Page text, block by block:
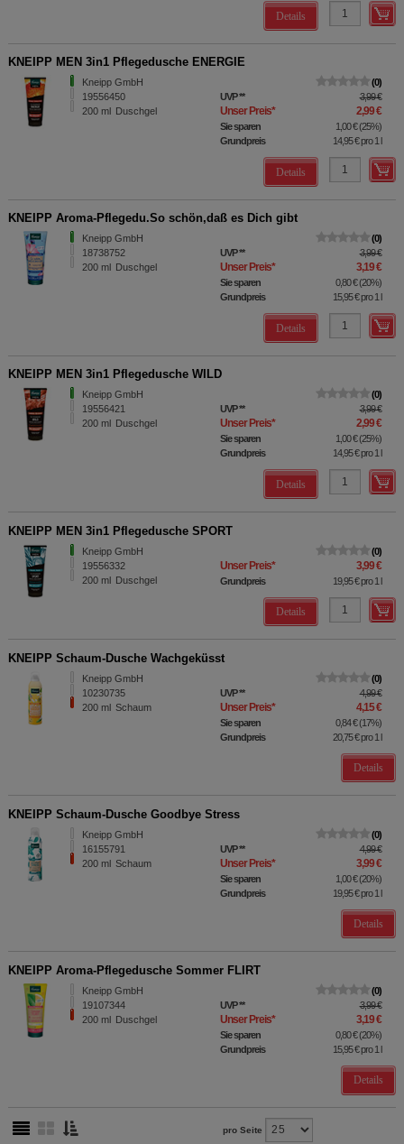
Details
KNEIPP MEN 3in1 Pflegedusche ENERGIE
Kneipp GmbH
19556450
200 ml Duschgel
0
UVP** 3,99 €
Unser Preis* 2,99 €
Sie sparen 1,00 €(25%)
Grundpreis
14,95 €pro 1 l
Details
KNEIPP Aroma-Pflegedu.So schön,daß es Dich gibt
Kneipp GmbH
18738752
200 ml Duschgel
0
UVP** 3,99 €
Unser Preis* 3,19 €
Sie sparen 0,80 €(20%)
Grundpreis
15,95 €pro 1 l
Details
KNEIPP MEN 3in1 Pflegedusche WILD
Kneipp GmbH
19556421
200 ml Duschgel
0
UVP** 3,99 €
Unser Preis* 2,99 €
Sie sparen 1,00 €(25%)
Grundpreis
14,95 €pro 1 l
Details
KNEIPP MEN 3in1 Pflegedusche SPORT
Kneipp GmbH
19556332
200 ml Duschgel
0
Unser Preis* 3,99 €
Grundpreis 19,95 €pro 1 l
Details
KNEIPP Schaum-Dusche Wachgeküsst
Kneipp GmbH
10230735
200 ml Schaum
0
UVP** 4,99 €
Unser Preis* 4,15 €
Sie sparen 0,84 €(17%)
Grundpreis
20,75 €pro 1 l
Details
KNEIPP Schaum-Dusche Goodbye Stress
Kneipp GmbH
16155791
200 ml Schaum
0
UVP** 4,99 €
Unser Preis* 3,99 €
Sie sparen 1,00 €(20%)
Grundpreis
19,95 €pro 1 l
Details
KNEIPP Aroma-Pflegedusche Sommer FLIRT
Kneipp GmbH
19107344
200 ml Duschgel
0
UVP** 3,99 €
Unser Preis* 3,19 €
Sie sparen 0,80 €(20%)
Grundpreis
15,95 €pro 1 l
Details
pro Seite